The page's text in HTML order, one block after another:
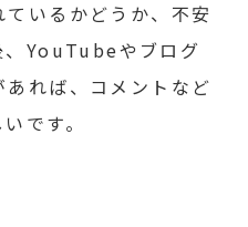
いるかどうか、不安
、YouTubeやブログ
れば、コメントなど
です。